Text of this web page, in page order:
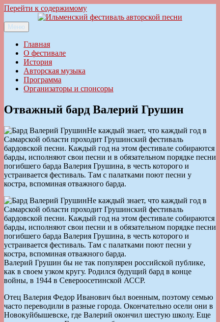
Перейти к содержимому
Ильменский фестиваль авторской песни
Меню
Главная
О фестивале
История
Авторская музыка
Программа
Организаторы и спонсоры
Отважный бард Валерий Грушин
Не каждый знает, что каждый год в
Самарской области проходит Грушинский фестиваль
бардовской песни. Каждый год на этом фестивале собираются
барды, исполняют свои песни и в обязательном порядке песни
погибшего барда Валерия Грушина, в честь которого и
устраивается фестиваль. Там с палатками поют песни у
костра, вспоминая отважного барда.
Не каждый знает, что каждый год в
Самарской области проходит Грушинский фестиваль
бардовской песни. Каждый год на этом фестивале собираются
барды, исполняют свои песни и в обязательном порядке песни
погибшего барда Валерия Грушина, в честь которого и
устраивается фестиваль. Там с палатками поют песни у
костра, вспоминая отважного барда.
Валерий Грушин бы не так популярен российской публике,
как в своем узком кругу. Родился будущий бард в конце
войны, в 1944 в Североосетинской АССР.
Отец Валерия Федор Иванович был военным, поэтому семью
часто переводили в разные города. Окончательно осели они в
Новокуйбышевске, где Валерий окончил шестую школу. Еще